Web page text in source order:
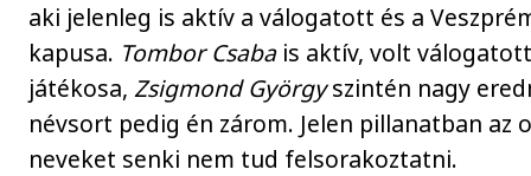
aki jelenleg is aktív a válogatott és a
kapusa. Tombor Csabais aktív, volt
játékosa,Zsigmond Györgyszintén nagy
névsort pedig én zárom. Jelen pillanatban az
neveket senki nem tud felsorakoztatni.